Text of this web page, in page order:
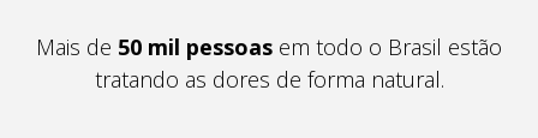
Mais de 50 mil pessoas em todo o Brasil estão
tratando as dores de forma natural.